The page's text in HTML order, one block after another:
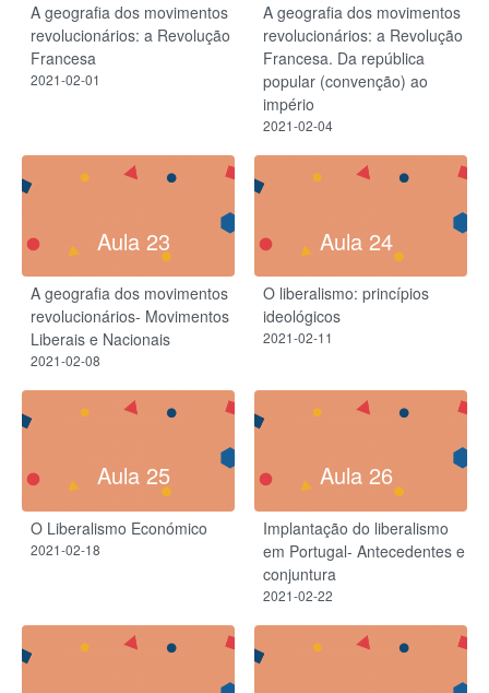
A geografia dos movimentos
revolucionários: a Revolução
Francesa
2021-02-01
A geografia dos movimentos
revolucionários: a Revolução
Francesa. Da república
popular (convenção) ao
império
2021-02-04
Aula 23
A geografia dos movimentos
revolucionários- Movimentos
Liberais e Nacionais
2021-02-08
Aula 24
O liberalismo: princípios
ideológicos
2021-02-11
Aula 25
O Liberalismo Económico
2021-02-18
Aula 26
Implantação do liberalismo
em Portugal- Antecedentes e
conjuntura
2021-02-22